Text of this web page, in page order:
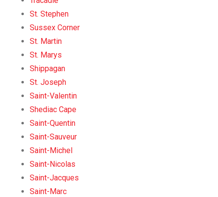
St. Stephen
Sussex Corner
St. Martin
St. Marys
Shippagan
St. Joseph
Saint-Valentin
Shediac Cape
Saint-Quentin
Saint-Sauveur
Saint-Michel
Saint-Nicolas
Saint-Jacques
Saint-Marc